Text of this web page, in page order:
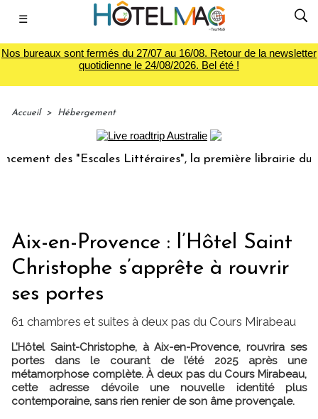
☰
Nos bureaux sont fermés du 27/07 au 16/08. Retour de la newsletter
quotidienne le 24/08/2026. Bel été !
Accueil > Hébergement
des "Escales Littéraires", la première librairie du
Aix-en-Provence : l’Hôtel Saint
Christophe s’apprête à rouvrir
ses portes
61 chambres et suites à deux pas du Cours Mirabeau
L’Hôtel Saint-Christophe, à Aix-en-Provence, rouvrira ses
portes dans le courant de l’été 2025 après une
métamorphose complète. À deux pas du Cours Mirabeau,
cette adresse dévoile une nouvelle identité plus
contemporaine, sans rien renier de son âme provençale.